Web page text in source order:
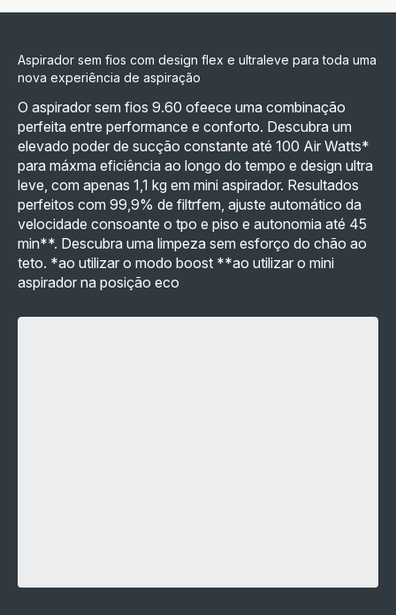
Promo
Flex
9.60
Care
+
Aqua
Slim
229,98 €
Aspirador sem fios com design flex e ultraleve para toda uma
nova experiência de aspiração
O aspirador sem fios 9.60 ofeece uma combinação
perfeita entre performance e conforto. Descubra um
elevado poder de sucção constante até 100 Air Watts*
para máxma eficiência ao longo do tempo e design ultra
leve, com apenas 1,1 kg em mini aspirador. Resultados
perfeitos com 99,9% de filtrfem, ajuste automático da
velocidade consoante o tpo e piso e autonomia até 45
min**. Descubra uma limpeza sem esforço do chão ao
teto. *ao utilizar o modo boost **ao utilizar o mini
aspirador na posição eco